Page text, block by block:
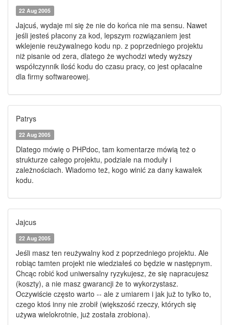
22 Aug 2005
Jajcuś, wydaje mi się że nie do końca nie ma sensu. Nawet
jeśli jesteś płacony za kod, lepszym rozwiązaniem jest
wklejenie reużywalnego kodu np. z poprzedniego projektu
niż pisanie od zera, dlatego że wychodzi wtedy wyższy
współczynnik ilość kodu do czasu pracy, co jest opłacalne
dla firmy softwareowej.
Patrys
22 Aug 2005
Dlatego mówię o PHPdoc, tam komentarze mówią też o
strukturze całego projektu, podziale na moduły i
zależnościach. Wiadomo też, kogo winić za dany kawałek
kodu.
Jajcus
22 Aug 2005
Jeśli masz ten reużywalny kod z poprzedniego projektu. Ale
robiąc tamten projekt nie wiedziałeś co będzie w następnym.
Chcąc robić kod uniwersalny ryzykujesz, że się napracujesz
(koszty), a nie masz gwarancji że to wykorzystasz.
Oczywiście często warto -- ale z umiarem i jak już to tylko to,
czego ktoś inny nie zrobił (większość rzeczy, których się
używa wielokrotnie, już została zrobiona).